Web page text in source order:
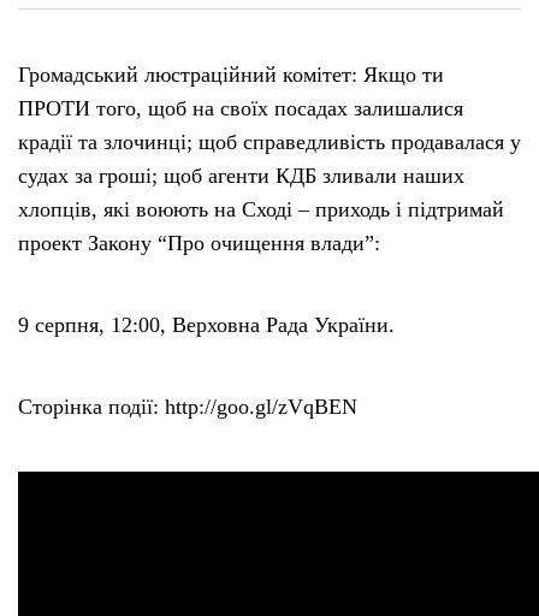
Громадський люстраційний комітет: Якщо ти
ПРОТИ того, щоб на своїх посадах залишалися
крадії та злочинці; щоб справедливість продавалася у
судах за гроші; щоб агенти КДБ зливали наших
хлопців, які воюють на Сході – приходь і підтримай
проект Закону “Про очищення влади”:
9 серпня, 12:00, Верховна Рада України.
Сторінка події: http://goo.gl/zVqBEN